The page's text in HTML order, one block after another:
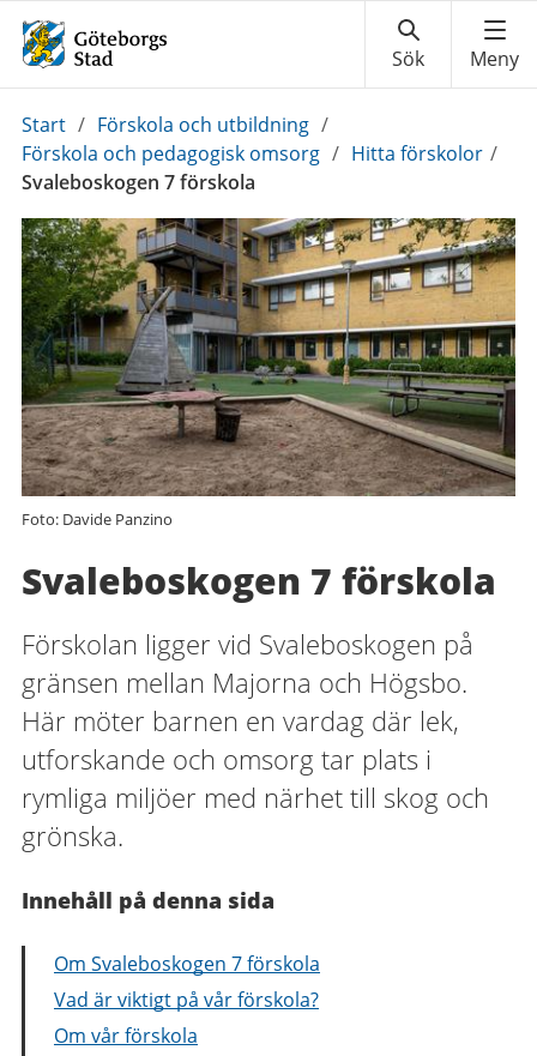
Du
är
här:
Start / Förskola och utbildning /
Förskola och pedagogisk omsorg / Hitta förskolor /
Svaleboskogen 7 förskola
Foto: Davide Panzino
Svaleboskogen 7 förskola
Förskolan ligger vid Svaleboskogen på
gränsen mellan Majorna och Högsbo.
Här möter barnen en vardag där lek,
utforskande och omsorg tar plats i
rymliga miljöer med närhet till skog och
grönska.
Innehåll på denna sida
Om Svaleboskogen 7 förskola
Vad är viktigt på vår förskola?
Om vår förskola